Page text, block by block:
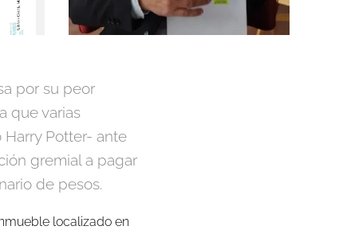
por su peor
que varias
Potter- ante
gremial a pagar
de pesos.
localizado en